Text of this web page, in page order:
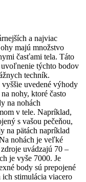
a najviac
majú množstvo
časťami tela. Táto
uvoľnenie týchto bodov
techník.
uvedené výhody
nohy, ktoré často
na nohách
v tele. Napríklad,
s vašou pečeňou,
na pätách napríklad
nohách je veľké
uvádzajú 70 –
je vyše 7000. Je
body sú prepojené
ich stimulácia viacero